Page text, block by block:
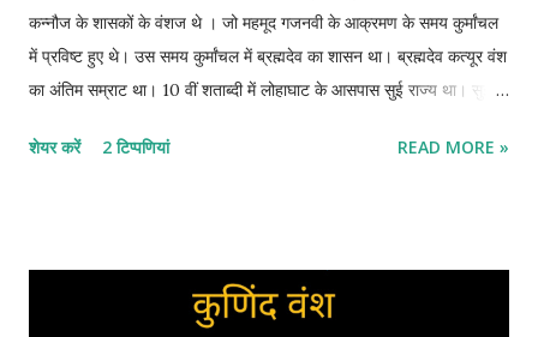
कन्नौज के शासकों के वंशज थे । जो महमूद गजनवी के आक्रमण के समय कुर्मांचल
में प्रविष्ट हुए थे। उस समय कुर्मांचल में ब्रह्मदेव का शासन था। ब्रह्मदेव कत्यूर वंश
का अंतिम सम्राट था। 10 वीं शताब्दी में लोहाघाट के आसपास सुई राज्य था। सुई
बद्रीदत्त पांडे के अनुसार चंद शासक इलाहाबाद के निकट झूंसी से आया था। चंद
सोमचंद के आने की अनेक कहानियां है । परीक्षाओं की दृष्टि से यह मान सकते हैं कि
सोमचंद 11 वीं सदी के आरंभ में बद्रीनाथ की यात्रा पर आया था। संयोगवश उसकी
शेयर करें 2 टिप्पणियां READ MORE »